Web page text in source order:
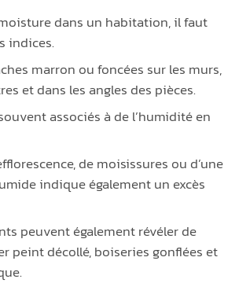
dans un habitation, il faut
indices.
marron ou foncées sur les murs,
et dans les angles des pièces.
associés à de l’humidité en
de moisissures ou d’une
indique également un excès
peuvent également révéler de
peint décollé, boiseries gonflées et